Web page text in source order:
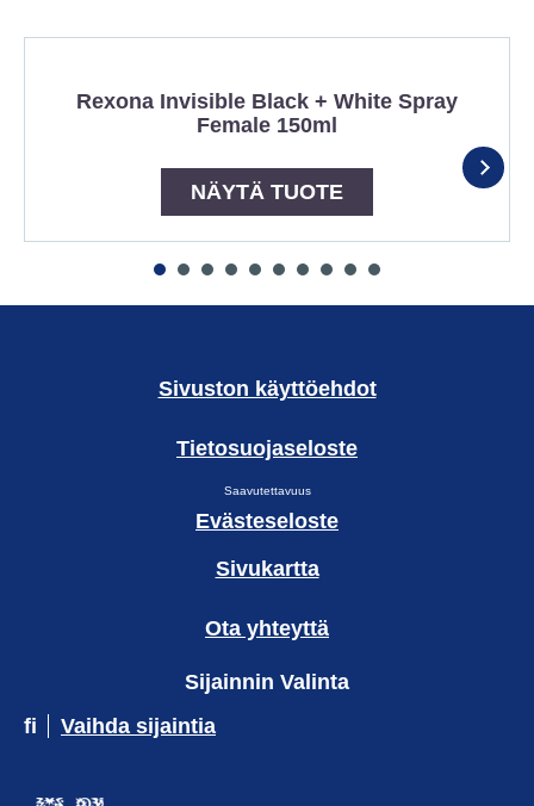
Rexona Invisible Black + White Spray
Female 150ml
NÄYTÄ TUOTE
Sivuston käyttöehdot
Tietosuojaseloste
Saavutettavuus
Evästeseloste
Sivukartta
Ota yhteyttä
Sijainnin Valinta
fi
Vaihda sijaintia